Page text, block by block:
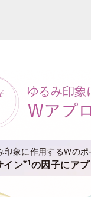
印象に作用するWのポ
イン*1の因子にア